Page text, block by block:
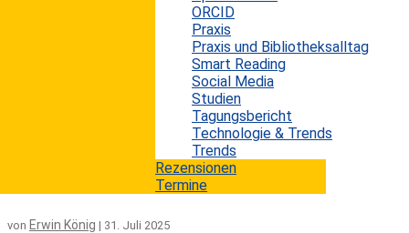
ORCID
Praxis
Praxis und Bibliotheksalltag
Smart Reading
Social Media
Studien
Tagungsbericht
Technologie & Trends
Trends
Rezensionen
Termine
zunutze machen und wo weiterhin Unsicherheit
herrscht. Zwar setzen mittlerweile zwei Drittel der
Bibliotheken KI-Tools ein oder testen sie, doch viele
Die Deutsche Nationalbibliothek auf
Zukunftskurs – der Strategische
von Erwin König | 31. Juli 2025